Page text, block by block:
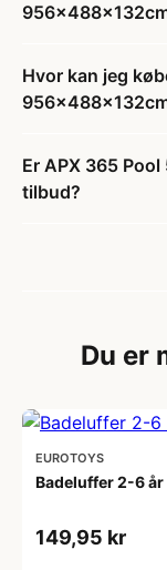
Hvor kan jeg
Er APX 365
tilbud?
Du er
EUROTOYS
Badeluffer 2-6 år
149,95 kr